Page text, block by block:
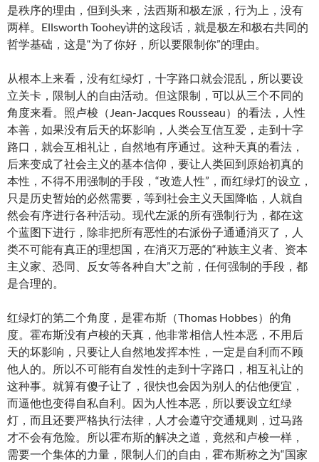
是秩序的理由，但到头来，法西斯和极左派，行为上，没有
两样。Ellsworth Toohey讲的这段话，就是极左和极右共同的
哲学基础，这是“为了你好，所以要限制你”的理由。
从根本上来看，没有红绿灯，十字路口就会混乱，所以要设
立关卡，限制人的自由活动。但这限制，可以从三个不同的
角度来看。照卢梭（Jean-Jacques Rousseau）的看法，人性
本善，如果没有后天的坏影响，人类会互信互爱，走到十字
路口，就会互相礼让，自然地有序通过。这种天真的看法，
后来变成了社会主义的基本信仰，要让人类回到原始初真的
本性，不得不用强制的手段，“改造人性”，而红绿灯的设立，
只是历史暂始的必然需要，等到社会主义天国降临，人就自
然会有序进行各种活动。现代左派的所有强制行为，都在这
个蓝图下进行，除非把所有恶性的右派份子通通消灭了，人
类不可能有真正的理想国，在消灭万恶的“种族主义者、资本
主义家、恐同、反女等各种自大”之前，任何强制的手段，都
是合理的。
红绿灯的第二个角度，是霍布斯（Thomas Hobbes）的角
度。霍布斯没有卢梭的天真，他非常相信人性本恶，不用后
天的坏影响，只要让人自然地发挥本性，一定是自利而不顾
他人的。所以不可能有自发性的走到十字路口，相互礼让的
这种事。就算有傻子让了，很快也会因为别人的佔他便宜，
而逼他也变得自私自利。因为人性本恶，所以要设立红绿
灯，而且还要严格执行法律，人才会遵守交通规则，过马路
才不会有危险。所以霍布斯的解决之道，竟然和卢梭一样，
需要一个集体的力量，限制人们的自由，霍布斯称之为“国家